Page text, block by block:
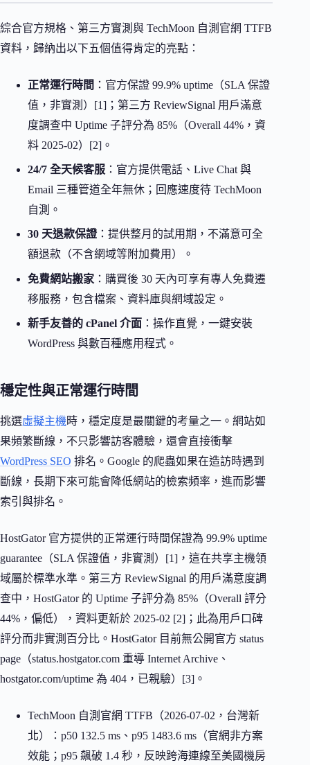
綜合官方規格、第三方實測與 TechMoon 自測官網 TTFB
資料，歸納出以下五個值得肯定的亮點：
正常運行時間 ：官方保證 99.9% uptime（SLA 保證
值，非實測）[1]；第三方 ReviewSignal 用戶滿意
度調查中 Uptime 子評分為 85%（Overall 44%，資
料 2025-02）[2]。
24/7 全天候客服 ：官方提供電話、Live Chat 與
Email 三種管道全年無休；回應速度待 TechMoon
自測。
30 天退款保證 ：提供整月的試用期，不滿意可全
額退款（不含網域等附加費用）。
免費網站搬家 ：購買後 30 天內可享有專人免費遷
移服務，包含檔案、資料庫與網域設定。
新手友善的 cPanel 介面 ：操作直覺，一鍵安裝
WordPress 與數百種應用程式。
穩定性與正常運行時間
挑選虛擬主機時，穩定度是最關鍵的考量之一。網站如
果頻繁斷線，不只影響訪客體驗，還會直接衝擊
WordPress SEO 排名。Google 的爬蟲如果在造訪時遇到
斷線，長期下來可能會降低網站的檢索頻率，進而影響
索引與排名。
HostGator 官方提供的正常運行時間保證為 99.9% uptime
guarantee（SLA 保證值，非實測）[1]，這在共享主機領
域屬於標準水準。第三方 ReviewSignal 的用戶滿意度調
查中，HostGator 的 Uptime 子評分為 85%（Overall 評分
44%，偏低），資料更新於 2025-02 [2]；此為用戶口碑
評分而非實測百分比。HostGator 目前無公開官方 status
page（status.hostgator.com 重導 Internet Archive、
hostgator.com/uptime 為 404，已親驗）[3]。
TechMoon 自測官網 TTFB（2026-07-02，台灣新
北）：p50 132.5 ms、p95 1483.6 ms（官網非方案
效能；p95 飆破 1.4 秒，反映跨海連線至美國機房